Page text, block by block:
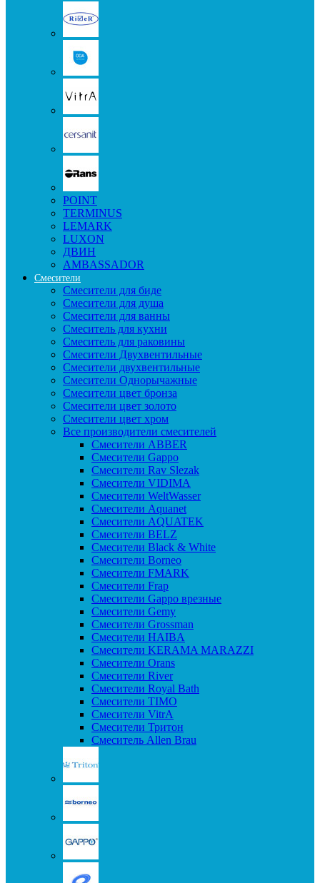
POINT
TERMINUS
LEMARK
LUXON
ДВИН
AMBASSADOR
Смесители
Смесители для биде
Смесители для душа
Смесители для ванны
Смеситель для кухни
Смеситель для раковины
Смесители Двухвентильные
Смесители двухвентильные
Смесители Однорычажные
Смесители цвет бронза
Смесители цвет золото
Смесители цвет хром
Все производители смесителей
Cмесители ABBER
Cмесители Gappo
Cмесители Rav Slezak
Cмесители VIDIMA
Cмесители WeltWasser
Смесители Aquanet
Смесители AQUATEK
Смесители BELZ
Смесители Black & White
Смесители Borneo
Смесители FMARK
Смесители Frap
Смесители Gappo врезные
Смесители Gemy
Смесители Grossman
Смесители HAIBA
Смесители KERAMA MARAZZI
Смесители Orans
Смесители River
Смесители Royal Bath
Смесители TIMO
Смесители VitrA
Смесители Тритон
Смеситель Allen Brau